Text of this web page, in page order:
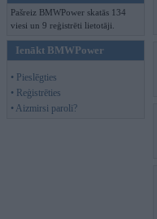
Pašreiz BMWPower skatās 134
viesi un 9 reģistrēti lietotāji.
Ienākt BMWPower
• Pieslēgties
• Reģistrēties
• Aizmirsi paroli?